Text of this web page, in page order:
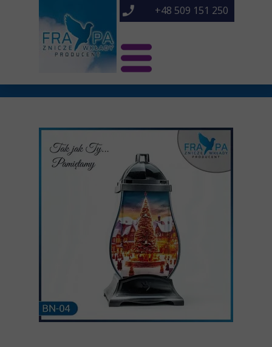
+48 509 151 250
Znicze NOWOŚCI
Znicze
Kontakt